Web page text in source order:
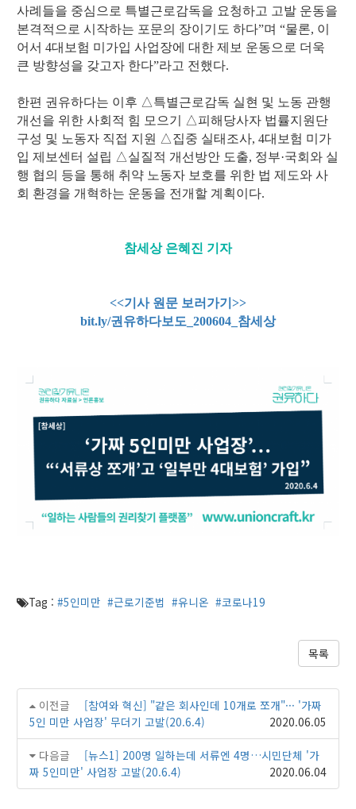
사례들을 중심으로 특별근로감독을 요청하고 고발 운동을
본격적으로 시작하는 포문의 장이기도 하다”며 “물론, 이
어서 4대보험 미가입 사업장에 대한 제보 운동으로 더욱
큰 방향성을 갖고자 한다”라고 전했다.
한편 권유하다는 이후 △특별근로감독 실현 및 노동 관행
개선을 위한 사회적 힘 모으기 △피해당사자 법률지원단
구성 및 노동자 직접 지원 △집중 실태조사, 4대보험 미가
입 제보센터 설립 △실질적 개선방안 도출, 정부·국회와 실
행 협의 등을 통해 취약 노동자 보호를 위한 법 제도와 사
회 환경을 개혁하는 운동을 전개할 계획이다.
참세상 은혜진 기자
<<기사 원문 보러가기>>
bit.ly/권유하다보도_200604_참세상
Tag : #5인미만 #근로기준법 #유니온 #코로나19
목록
이전글
[참여와 혁신] "같은 회사인데 10개로 쪼개"··· '가짜
5인 미만 사업장' 무더기 고발(20.6.4)
2020.06.05
다음글
[뉴스1] 200명 일하는데 서류엔 4명…시민단체 '가
짜 5인미만' 사업장 고발(20.6.4)
2020.06.04